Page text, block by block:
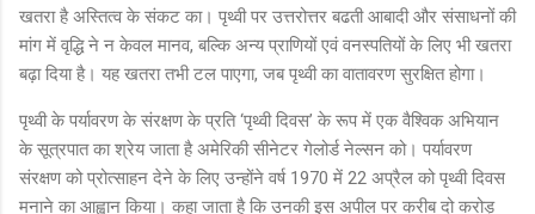
खतरा है अस्तित्व के संकट का। पृथ्वी पर उत्तरोत्तर बढती आबादी और संसाधनों की
मांग में वृद्धि ने न केवल मानव, बल्कि अन्य प्राणियों एवं वनस्पतियों के लिए भी खतरा
बढ़ा दिया है। यह खतरा तभी टल पाएगा, जब पृथ्वी का वातावरण सुरक्षित होगा।
पृथ्वी के पर्यावरण के संरक्षण के प्रति ‘पृथ्वी दिवस’ के रूप में एक वैश्विक अभियान
के सूत्रपात का श्रेय जाता है अमेरिकी सीनेटर गेलोर्ड नेल्सन को। पर्यावरण
संरक्षण को प्रोत्साहन देने के लिए उन्होंने वर्ष 1970 में 22 अप्रैल को पृथ्वी दिवस
मनाने का आह्वान किया। कहा जाता है कि उनकी इस अपील पर करीब दो करोड़